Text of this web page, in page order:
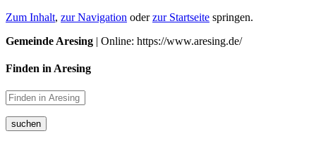
Zum Inhalt, zur Navigation oderzur Startseite springen.
Gemeinde Aresing | Online: https://www.aresing.de/
Finden in Aresing
suchen